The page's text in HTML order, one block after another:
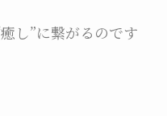
し”に繋がるのです